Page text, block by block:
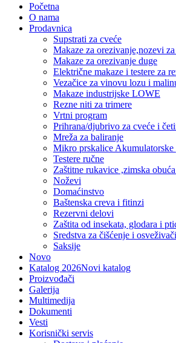
Početna
O nama
Prodavnica
Supstrati za cveće
Makaze za orezivanje,nozevi
Makaze za orezivanje duge
Električne makaze i testere za
Vezačice za vinovu lozu i
Makaze industrijske LOWE
Rezne niti za trimere
Vrtni program
Prihrana/djubrivo za cveće i
Mreža za baliranje
Mikro prskalice Akumulatorske
Testere ručne
Zaštitne rukavice ,zimska
Noževi
Domaćinstvo
Baštenska creva i fitinzi
Rezervni delovi
Zaštita od insekata, glodara i
Sredstva za čišćenje i
Saksije
Novo
Katalog 2026Novi katalog
Proizvođači
Galerija
Multimedija
Dokumenti
Vesti
Korisnički servis